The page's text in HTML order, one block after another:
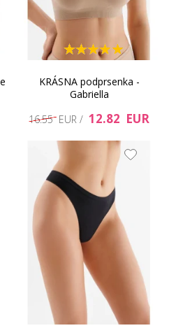
KRÁSNA podprsenka -
Gabriella
16.55 EUR / 12.82 EUR